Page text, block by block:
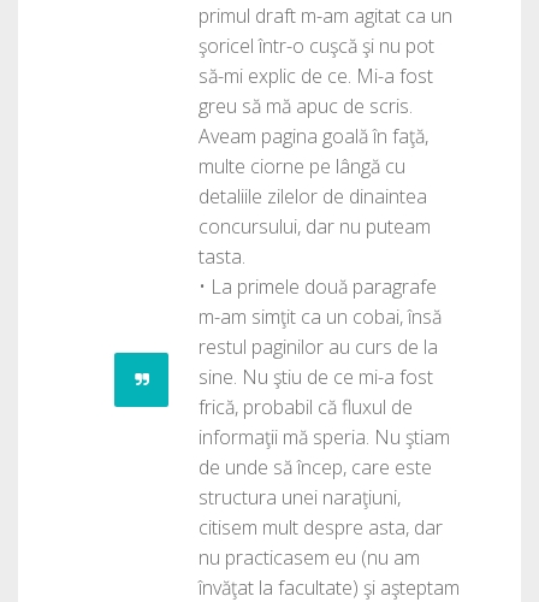
primul draft m-am agitat ca un
şoricel într-o cuşcă şi nu pot
să-mi explic de ce. Mi-a fost
greu să mă apuc de scris.
Aveam pagina goală în faţă,
multe ciorne pe lângă cu
detaliile zilelor de dinaintea
concursului, dar nu puteam
tasta.
• La primele două paragrafe
m-am simţit ca un cobai, însă
restul paginilor au curs de la
sine. Nu ştiu de ce mi-a fost
frică, probabil că fluxul de
informaţii mă speria. Nu ştiam
de unde să încep, care este
structura unei naraţiuni,
citisem mult despre asta, dar
nu practicasem eu (nu am
învăţat la facultate) şi aşteptam